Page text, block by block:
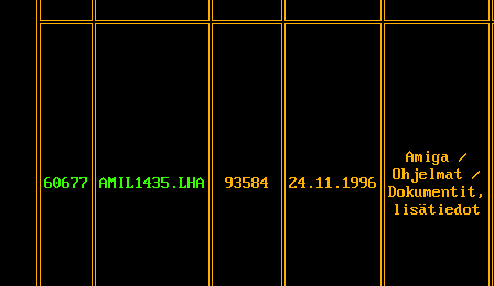
60677 AMIL1435.LHA 93584 24.11.1996
Amiga /
Ohjelmat /
Dokumentit,
lisätiedot